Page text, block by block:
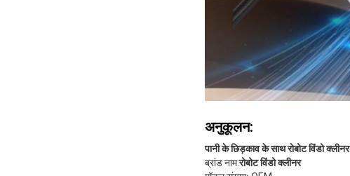
अनुकूलन:
पानी के छिड़काव के साथ रोबोट विंडो क्लीनर
ब्रांड नाम:रोबोट विंडो क्लीनर